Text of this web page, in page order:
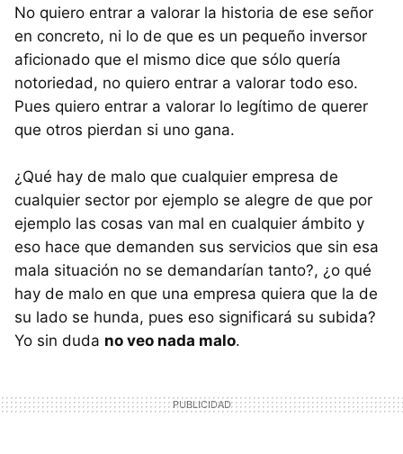
No quiero entrar a valorar la historia de ese señor
en concreto, ni lo de que es un pequeño inversor
aficionado que el mismo dice que sólo quería
notoriedad, no quiero entrar a valorar todo eso.
Pues quiero entrar a valorar lo legítimo de querer
que otros pierdan si uno gana.
¿Qué hay de malo que cualquier empresa de
cualquier sector por ejemplo se alegre de que por
ejemplo las cosas van mal en cualquier ámbito y
eso hace que demanden sus servicios que sin esa
mala situación no se demandarían tanto?, ¿o qué
hay de malo en que una empresa quiera que la de
su lado se hunda, pues eso significará su subida?
Yo sin duda no veo nada malo.